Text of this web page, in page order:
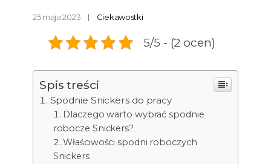
25 maja 2023 Ciekawostki
5/5 - (2 ocen)
Spis treści
Spodnie Snickers do pracy
Dlaczego warto wybrać spodnie
robocze Snickers?
Właściwości spodni roboczych
Snickers